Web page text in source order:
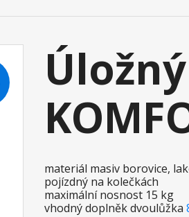
materiál masiv borovice,
pojízdný na kolečkách
maximální nosnost 15 kg
vhodný doplněk dvoulůžka